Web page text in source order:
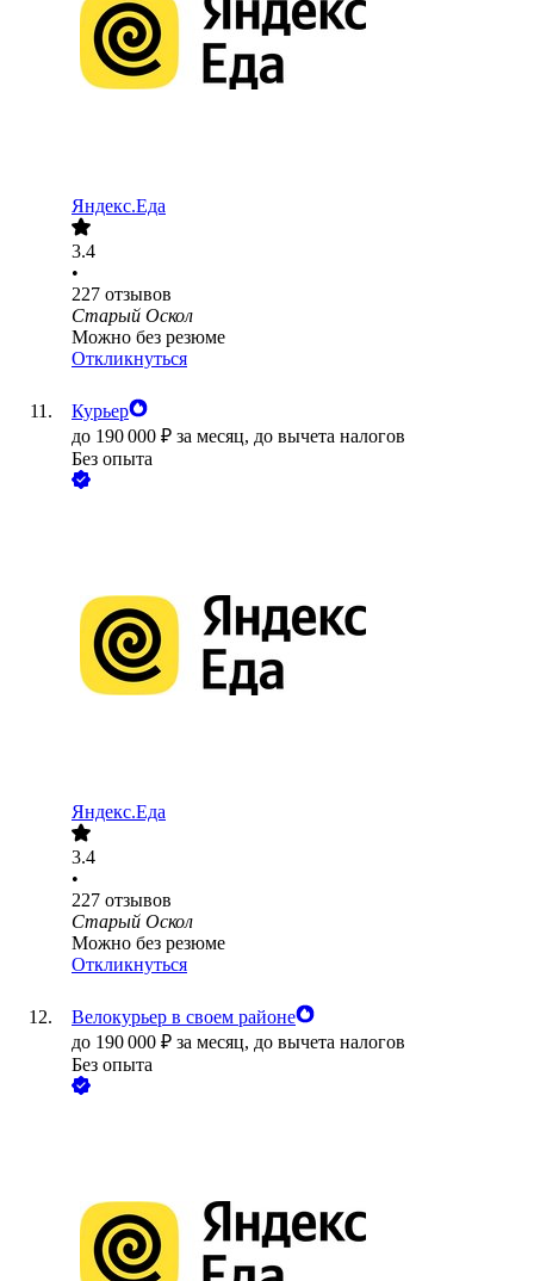
Яндекс.Еда
3.4
•
227 отзывов
Старый Оскол
Можно без резюме
Откликнуться
Курьер
до 190 000 ₽ за месяц, до вычета налогов
Без опыта
Яндекс.Еда
3.4
•
227 отзывов
Старый Оскол
Можно без резюме
Откликнуться
Велокурьер в своем районе
до 190 000 ₽ за месяц, до вычета налогов
Без опыта